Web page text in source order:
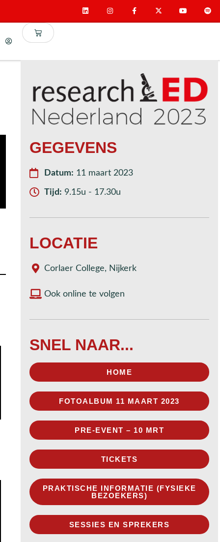
GEGEVENS
Datum: 11 maart 2023
Tijd: 9.15u - 17.30u
LOCATIE
Corlaer College, Nijkerk
Ook online te volgen
SNEL NAAR...
HOME
FOTOALBUM 11 MAART 2023
PRE-EVENT – 10 MRT
TICKETS
PRAKTISCHE INFORMATIE (FYSIEKE
BEZOEKERS)
SESSIES EN SPREKERS